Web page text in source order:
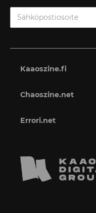
Kaaoszine.fi
Chaoszine.net
Errori.net